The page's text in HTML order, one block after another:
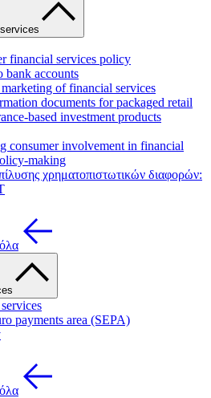
financial services policy
bank accounts
of financial services
documents for packaged retail
based investment products
consumer involvement in financial
making
χρηματοπιστωτικών διαφορών:
payments area (SEPA)